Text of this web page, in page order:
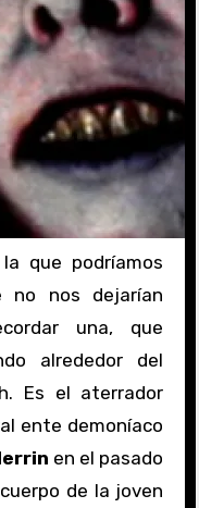
que podríamos
no nos dejarían
una, que
alrededor del
Es el aterrador
ente demoníaco
en el pasado
de la joven